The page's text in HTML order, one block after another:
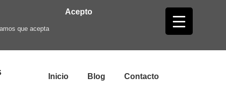
que acepta
Acepto
Navegación
Inicio Blog Contacto